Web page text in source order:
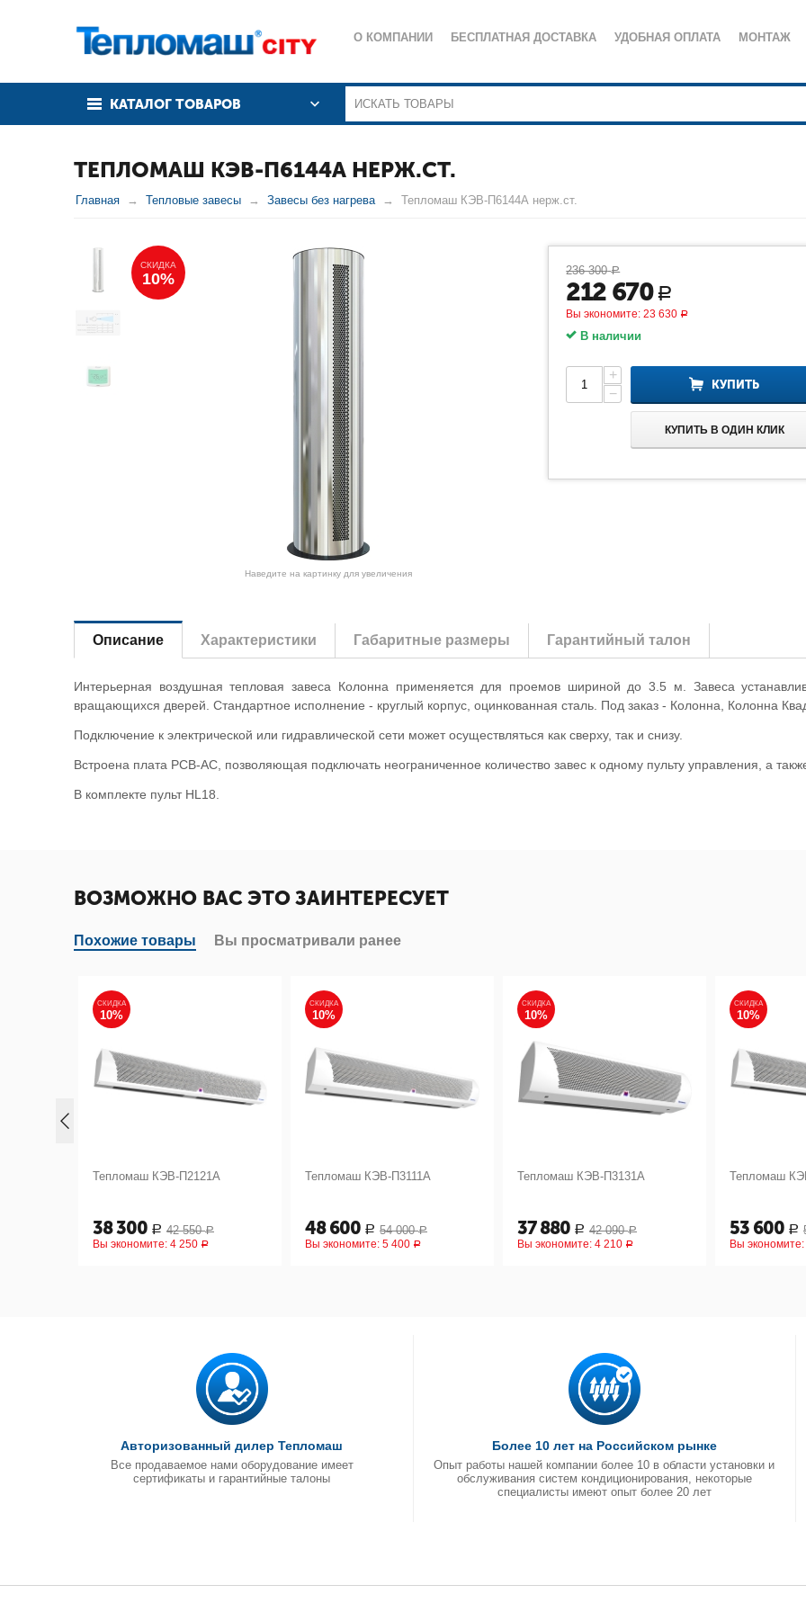
О КОМПАНИИ БЕСПЛАТНАЯ ДОСТАВКА УДОБНАЯ ОПЛАТА МОНТАЖ
КАТАЛОГ ТОВАРОВ
ТЕПЛОМАШ КЭВ-П6144А НЕРЖ.СТ.
Главная Тепловые завесы Завесы без нагрева Тепломаш КЭВ-П6144А нерж.ст.
СКИДКА
10%
Наведите на картинку для увеличения
236 300 Р
212 670 Р
Вы экономите:23 630 Р
В наличии
+
−
КУПИТЬ
КУПИТЬ В ОДИН КЛИК
Описание Характеристики Габаритные размеры Гарантийный талон
Интерьерная воздушная тепловая завеса Колонна применяется для проемов шириной до 3.5 м. Завеса
вращающихся дверей. Стандартное исполнение - круглый корпус, оцинкованная сталь. Под заказ - Колонна, Колонна
Подключение к электрической или гидравлической сети может осуществляться как сверху, так и снизу.
Встроена плата PCB-AC, позволяющая подключать неограниченное количество завес к одному пульту управления, а
В комплекте пульт HL18.
ВОЗМОЖНО ВАС ЭТО ЗАИНТЕРЕСУЕТ
Похожие товары Вы просматривали ранее
СКИДКА
10%
Тепломаш КЭВ-П2121А
38 300 Р 42 550 Р
Вы экономите: 4 250 Р
СКИДКА
10%
Тепломаш КЭВ-П3111А
48 600 Р 54 000 Р
Вы экономите: 5 400 Р
СКИДКА
10%
Тепломаш КЭВ-П3131А
37 880 Р 42 090 Р
Вы экономите: 4 210 Р
СКИДКА
10%
Тепломаш
53 600 Р
Вы экономите:
Авторизованный дилер Тепломаш
Все продаваемое нами оборудование имеет
сертификаты и гарантийные талоны
Более 10 лет на Российском рынке
Опыт работы нашей компании более 10 в области установки и
обслуживания систем кондиционирования, некоторые
специалисты имеют опыт более 20 лет